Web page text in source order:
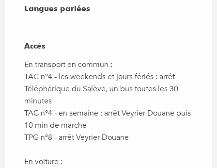
Langues parlées
Langues parlées
Accès
Accès
En transport en commun :
TAC n°4 - les weekends et jours fériés : arrêt
Téléphérique du Salève, un bus toutes les 30
minutes
TAC n°4 - en semaine : arrêt Veyrier Douane puis
10 min de marche
TPG n°8 - arrêt Veyrier-Douane
En voiture :